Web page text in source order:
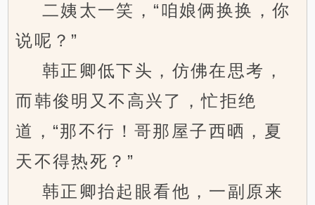
二姨太一笑，“咱娘俩换换，你
说呢？”
韩正卿低下头，仿佛在思考，
而韩俊明又不高兴了，忙拒绝
道，“那不行！哥那屋子西晒，夏
天不得热死？”
韩正卿抬起眼看他，一副原来